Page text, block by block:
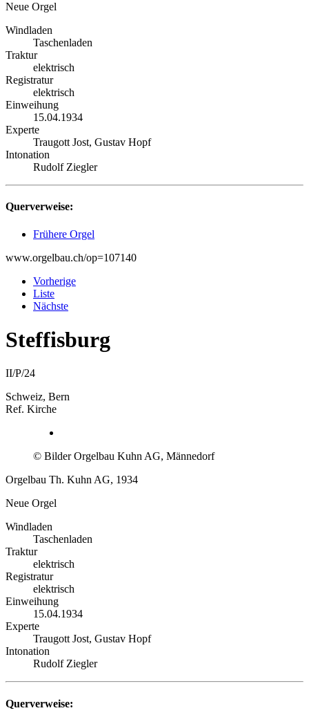
Neue Orgel
Windladen
Taschenladen
Traktur
elektrisch
Registratur
elektrisch
Einweihung
15.04.1934
Experte
Traugott Jost, Gustav Hopf
Intonation
Rudolf Ziegler
Querverweise:
Frühere Orgel
www.orgelbau.ch/op=107140
Vorherige
Liste
Nächste
Steffisburg
II/P/24
Schweiz, Bern
Ref. Kirche
© Bilder Orgelbau Kuhn AG, Männedorf
Orgelbau Th. Kuhn AG, 1934
Neue Orgel
Windladen
Taschenladen
Traktur
elektrisch
Registratur
elektrisch
Einweihung
15.04.1934
Experte
Traugott Jost, Gustav Hopf
Intonation
Rudolf Ziegler
Querverweise: